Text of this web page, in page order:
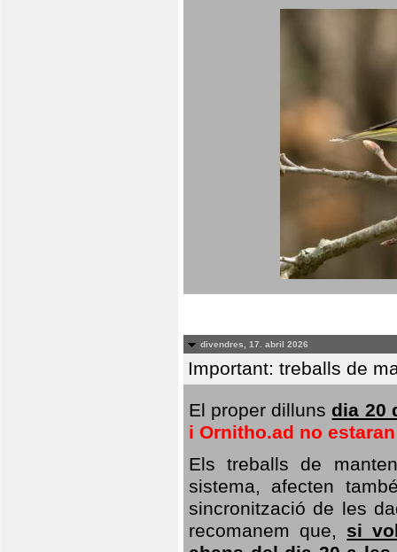
divendres, 17. abril 2026
Important: treballs de
El proper dilluns dia 20
i Ornitho.ad no
Els treballs de
sistema, afecten
sincronització de les
recomanem que, si